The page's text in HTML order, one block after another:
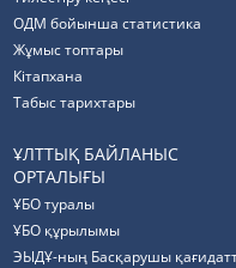
ОДМ бойынша статистика
Жұмыс топтары
Кітапхана
Табыс тарихтары
ҰЛТТЫҚ БАЙЛАНЫС
ОРТАЛЫҒЫ
ҰБО туралы
ҰБО құрылымы
ЭЫДҰ-ның Басқарушы